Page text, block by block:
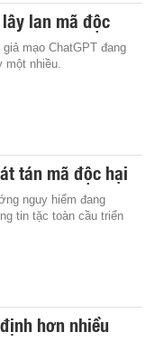
lan mã độc
mạo ChatGPT đang
một nhiều.
tán mã độc hại
nguy hiểm đang
tin tặc toàn cầu triển
hơn nhiều